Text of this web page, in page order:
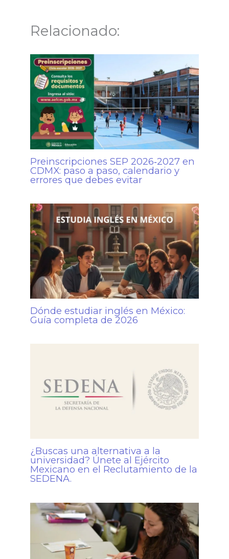
Relacionado:
Preinscripciones SEP 2026‑2027 en
CDMX: paso a paso, calendario y
errores que debes evitar
Dónde estudiar inglés en México:
Guía completa de 2026
¿Buscas una alternativa a la
universidad? Únete al Ejército
Mexicano en el Reclutamiento de la
SEDENA.